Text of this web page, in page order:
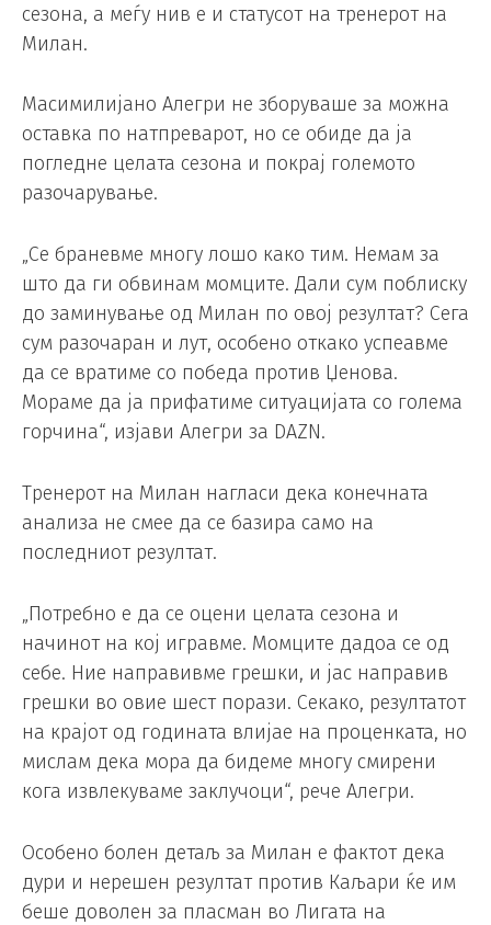
сезона, а меѓу нив е и статусот на тренерот на
Милан.
Масимилијано Алегри не зборуваше за можна
оставка по натпреварот, но се обиде да ја
погледне целата сезона и покрај големото
разочарување.
„Се браневме многу лошо како тим. Немам за
што да ги обвинам момците. Дали сум поблиску
до заминување од Милан по овој резултат? Сега
сум разочаран и лут, особено откако успеавме
да се вратиме со победа против Џенова.
Мораме да ја прифатиме ситуацијата со голема
горчина“, изјави Алегри за DAZN.
Тренерот на Милан нагласи дека конечната
анализа не смее да се базира само на
последниот резултат.
„Потребно е да се оцени целата сезона и
начинот на кој игравме. Момците дадоа се од
себе. Ние направивме грешки, и јас направив
грешки во овие шест порази. Секако, резултатот
на крајот од годината влијае на проценката, но
мислам дека мора да бидеме многу смирени
кога извлекуваме заклучоци“, рече Алегри.
Особено болен детаљ за Милан е фактот дека
дури и нерешен резултат против Каљари ќе им
беше доволен за пласман во Лигата на